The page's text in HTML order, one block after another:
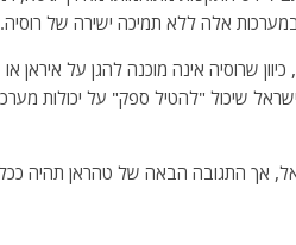
אלה ללא תמיכה ישירה של רוסיה.
שרוסיה אינה מוכנה להגן על איראן
ישראל שיכול "להטיל ספק" על יכולות
אך התגובה הבאה של טהראן תהיה